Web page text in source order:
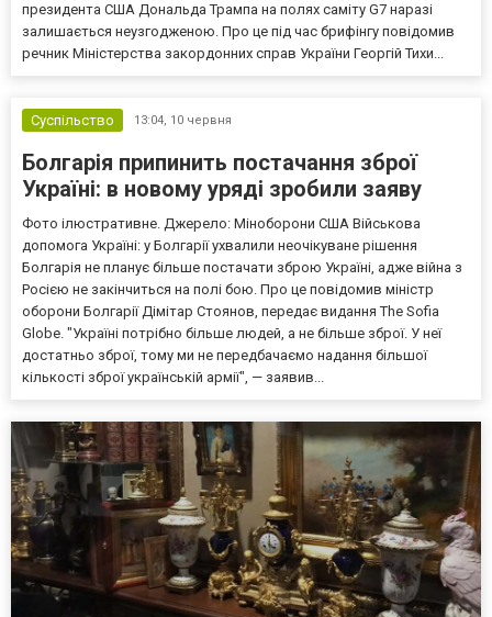
президента США Дональда Трампа на полях саміту G7 наразі
залишається неузгодженою. Про це під час брифінгу повідомив
речник Міністерства закордонних справ України Георгій Тихи...
Суспільство 13:04, 10 червня
Болгарія припинить постачання зброї
Україні: в новому уряді зробили заяву
Фото ілюстративне. Джерело: Міноборони США Військова
допомога Україні: у Болгарії ухвалили неочікуване рішення
Болгарія не планує більше постачати зброю Україні, адже війна з
Росією не закінчиться на полі бою. Про це повідомив міністр
оборони Болгарії Дімітар Стоянов, передає видання The Sofia
Globe. "Україні потрібно більше людей, а не більше зброї. У неї
достатньо зброї, тому ми не передбачаємо надання більшої
кількості зброї українській армії", — заявив...